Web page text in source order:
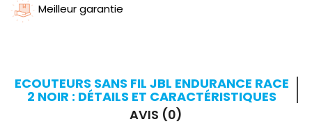
Meilleur garantie
ECOUTEURS SANS FIL JBL ENDURANCE RACE
2 NOIR : DÉTAILS ET CARACTÉRISTIQUES
AVIS (0)